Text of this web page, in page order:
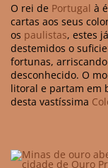
O rei de Portugal à
cartas aos seus
os paulistas, estes
destemidos o
fortunas,
desconhecido. O
litoral e partam em
desta vastíssima